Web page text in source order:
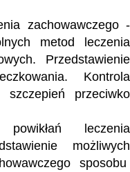
zachowawczego -
metod leczenia
Przedstawienie
Kontrola
przeciwko
leczenia
możliwych
sposobu